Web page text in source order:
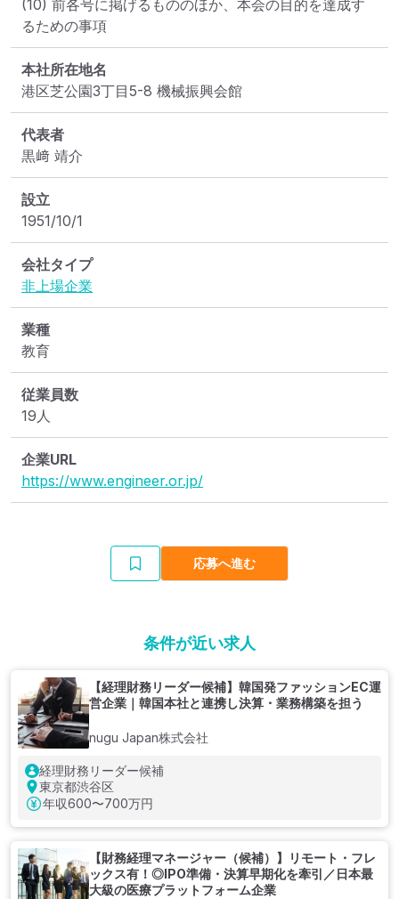
(10) 前各号に掲げるもののほか、本会の目的を達成す
るための事項
本社所在地名
港区芝公園3丁目5-8 機械振興会館
代表者
黒﨑 靖介
設立
1951/10/1
会社タイプ
非上場企業
業種
教育
従業員数
19人
企業URL
https://www.engineer.or.jp/
応募へ進む
条件が近い求人
【経理財務リーダー候補】韓国発ファッションEC運
営企業｜韓国本社と連携し決算・業務構築を担う
nugu Japan株式会社
経理財務リーダー候補
東京都渋谷区
年収600〜700万円
【財務経理マネージャー（候補）】リモート・フレ
ックス有！◎IPO準備・決算早期化を牽引／日本最
大級の医療プラットフォーム企業